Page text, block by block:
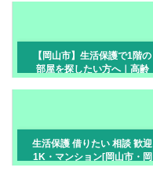
【岡山市】生活保護で1階の
部屋を探したい方へ｜高齢
生活保護 借りたい 相談 歓迎
1K・マンション[岡山市・岡